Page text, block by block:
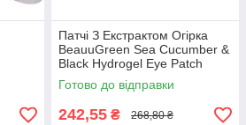
Eye
Патчі З Екстрактом Огірка
BeauuGreen Sea Cucumber &
Black Hydrogel Eye Patch
Готово до відправки
242,55 ₴ 268,80 ₴